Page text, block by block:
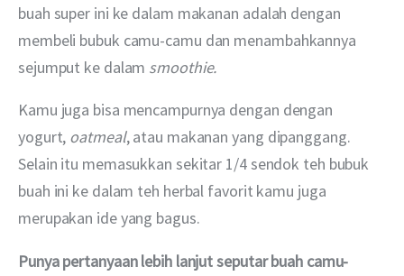
buah super ini ke dalam makanan adalah dengan
membeli bubuk camu-camu dan menambahkannya
sejumput ke dalam smoothie.
Kamu juga bisa mencampurnya dengan dengan
yogurt, oatmeal, atau makanan yang dipanggang.
Selain itu memasukkan sekitar 1/4 sendok teh bubuk
buah ini ke dalam teh herbal favorit kamu juga
merupakan ide yang bagus.
Punya pertanyaan lebih lanjut seputar buah camu-